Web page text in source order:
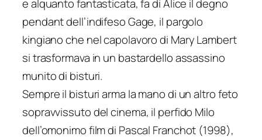
e alquanto fantasticata, fa di Alice il degno
pendant dell’indifeso Gage, il pargolo
kingiano che nel capolavoro di Mary Lambert
si trasformava in un bastardello assassino
munito di bisturi.
Sempre il bisturi arma la mano di un altro feto
sopravvissuto del cinema, il perfido Milo
dell’omonimo film di Pascal Franchot (1998),